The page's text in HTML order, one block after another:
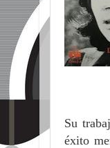
Su
éxito